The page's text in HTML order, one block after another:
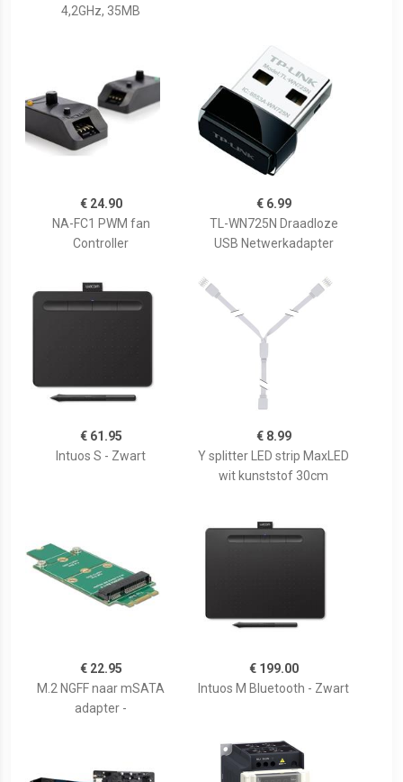
4,2GHz, 35MB
€ 24.90
NA-FC1 PWM fan
Controller
€ 6.99
TL-WN725N Draadloze
USB Netwerkadapter
€ 61.95
Intuos S - Zwart
€ 8.99
Y splitter LED strip MaxLED
wit kunststof 30cm
€ 22.95
M.2 NGFF naar mSATA
adapter -
€ 199.00
Intuos M Bluetooth - Zwart